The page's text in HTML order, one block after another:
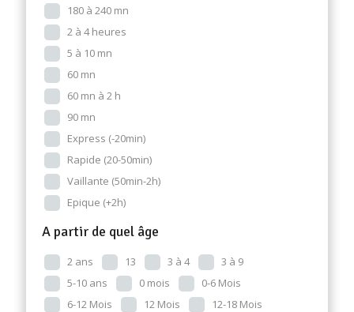
180 à 240 mn
2 à 4 heures
5 à 10 mn
60 mn
60 mn à 2 h
90 mn
Express (-20min)
Rapide (20-50min)
Vaillante (50min-2h)
Epique (+2h)
A partir de quel âge
2 ans 13 3 à 4
3 à 9
5-10 ans
0 mois
0-6 Mois
6-12 Mois
12 Mois
12-18 Mois